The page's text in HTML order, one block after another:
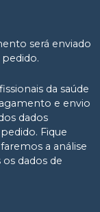
será enviado
da saúde
e envio
dados
Fique
a análise
dados de